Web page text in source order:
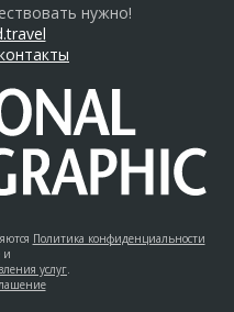
нужно!
Политика конфиденциальности
и
услуг.